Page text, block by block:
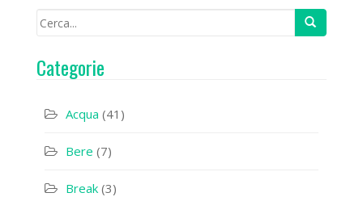
Categorie
Acqua (41)
Bere (7)
Break (3)